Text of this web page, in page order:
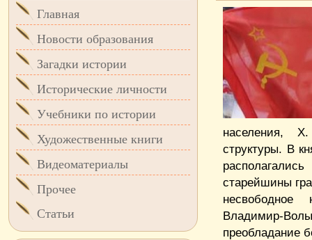
населения,
структуры. В
старейшины
Владимир-
преобладание
Главная
Новости образования
Загадки истории
Исторические личности
Учебники по истории
Художественные книги
Видеоматериалы
Прочее
Статьи